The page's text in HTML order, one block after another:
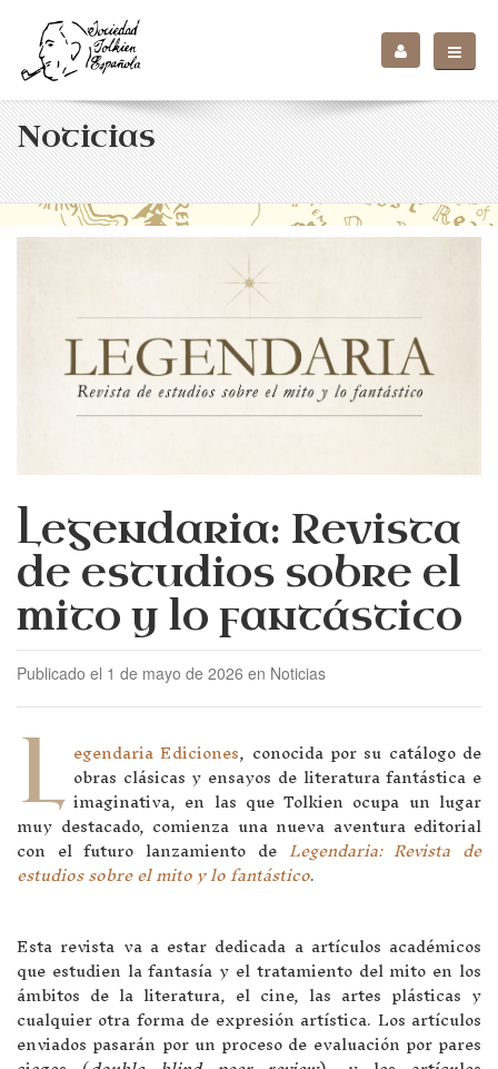
Noticias
Legendaria: Revista
de estudios sobre el
mito y lo fantástico
Publicado el 1 de mayo de 2026 en Noticias
L egendaria Ediciones, conocida por su catálogo de
obras clásicas y ensayos de literatura fantástica e
imaginativa, en las que Tolkien ocupa un lugar
muy destacado, comienza una nueva aventura editorial
con el futuro lanzamiento de Legendaria: Revista de
estudios sobre el mito y lo fantástico.
Esta revista va a estar dedicada a artículos académicos
que estudien la fantasía y el tratamiento del mito en los
ámbitos de la literatura, el cine, las artes plásticas y
cualquier otra forma de expresión artística. Los artículos
enviados pasarán por un proceso de evaluación por pares